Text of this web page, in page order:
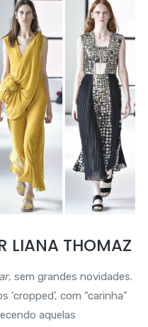
LIANA THOMAZ
, sem grandes novidades.
com “carinha”
aquelas